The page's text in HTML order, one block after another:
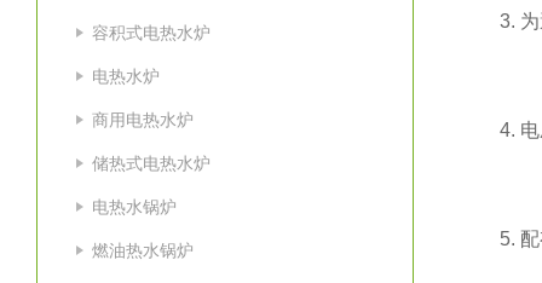
容积式电热水炉
电热水炉
商用电热水炉
储热式电热水炉
电热水锅炉
燃油热水锅炉
3. 为避
4. 电压
5. 配有